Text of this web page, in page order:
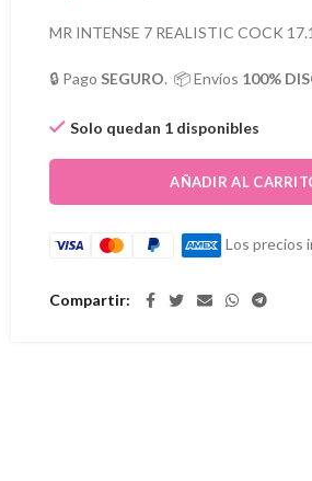
MR INTENSE 7 REALISTIC COCK
🔒 Pago SEGURO. 📦 Envíos 100%
Solo quedan 1 disponibles
AÑADIR AL
Los precios
Compartir